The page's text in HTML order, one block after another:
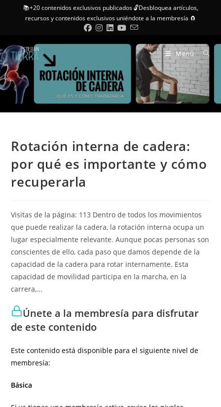
📚+20 contenidos exclusivos publicados 🔓Desbloquea artículos,
recursos y contenidos exclusivos uniéndote a la membresía 🧲
Menú
Rotación interna de cadera:
por qué es importante y cómo
recuperarla
Visitas de la página: 113 Dentro de todos los movimientos
que puede realizar la cadera, la rotación interna ocupa un
lugar especialmente relevante. Aunque pocas personas son
conscientes de ello, cada paso que damos depende de la
capacidad de la cadera para rotar internamente. Esta
capacidad de movilidad participa en la marcha, en la
carrera,...
Únete a la membresía para disfrutar
de este contenido
Este contenido está disponible para el siguiente nivel de
membresía:
Básica